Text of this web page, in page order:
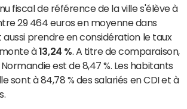
fiscal de référence de la ville s'élève à
29 464 euros en moyenne dans
aussi prendre en considération le taux
à13,24 %. A titre de comparaison,
est de 8,47 %. Les habitants
sont à 84,78 % des salariés en CDI et à